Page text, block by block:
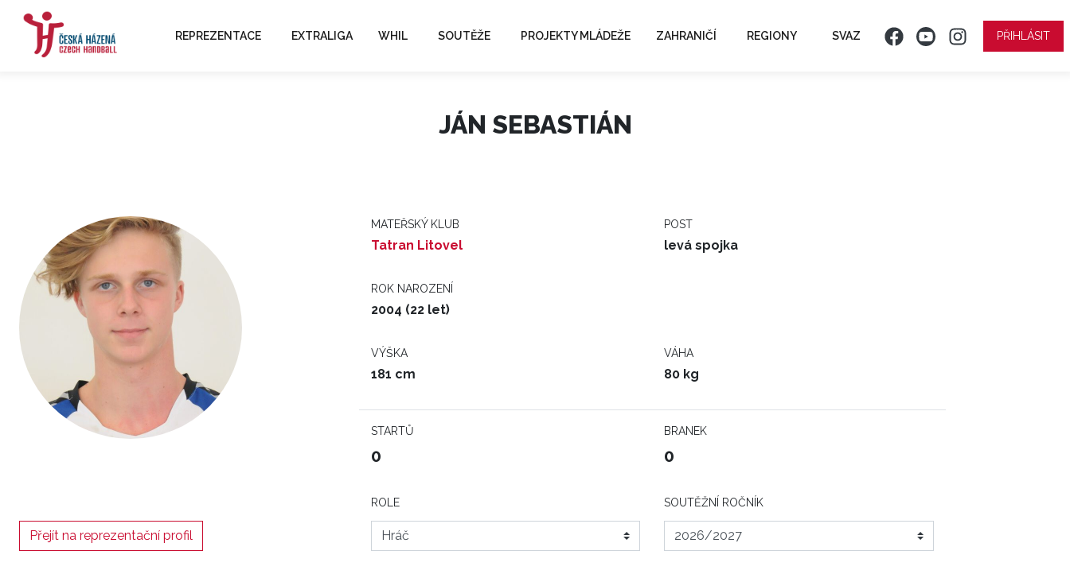
REPREZENTACE EXTRALIGA WHIL SOUTĚŽE PROJEKTY MLÁDEŽE ZAHRANIČÍ REGIONY SVAZ PŘIHLÁSIT
JÁN SEBASTIÁN
MATEŘSKÝ KLUB
Tatran Litovel
POST
levá spojka
ROK NAROZENÍ
2004 (22 let)
VÝŠKA
181 cm
VÁHA
80 kg
STARTŮ
0
BRANEK
0
Přejít na reprezentační profil
ROLE SOUTĚŽNÍ ROČNÍK